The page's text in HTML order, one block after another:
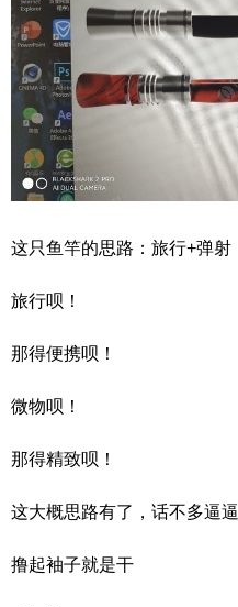
这只鱼竿的思路：旅行+弹射
旅行呗！
那得便携呗！
微物呗！
那得精致呗！
这大概思路有了，话不多逼逼
撸起袖子就是干